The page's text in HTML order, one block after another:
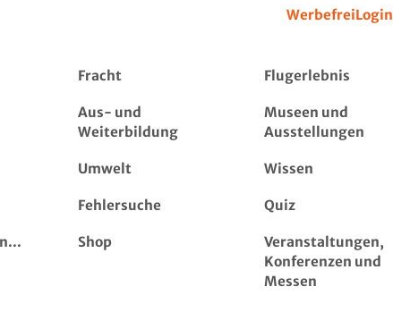
WerbefreiLogin
Fracht Flugerlebnis
Aus- und
Weiterbildung
Museen und
Ausstellungen
Umwelt Wissen
Fehlersuche Quiz
Shop
Veranstaltungen,
Konferenzen und
Messen